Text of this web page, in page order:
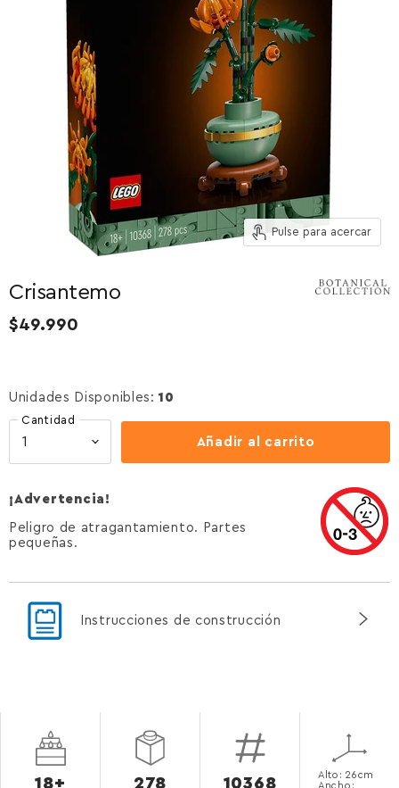
Pulse para acercar
Crisantemo
$49.990
Unidades Disponibles:10
Cantidad
Añadir al carrito
¡Advertencia!
Peligro de atragantamiento. Partes
pequeñas.
Instrucciones de construcción
18+ 278 10368
Alto: 26cm
Ancho: